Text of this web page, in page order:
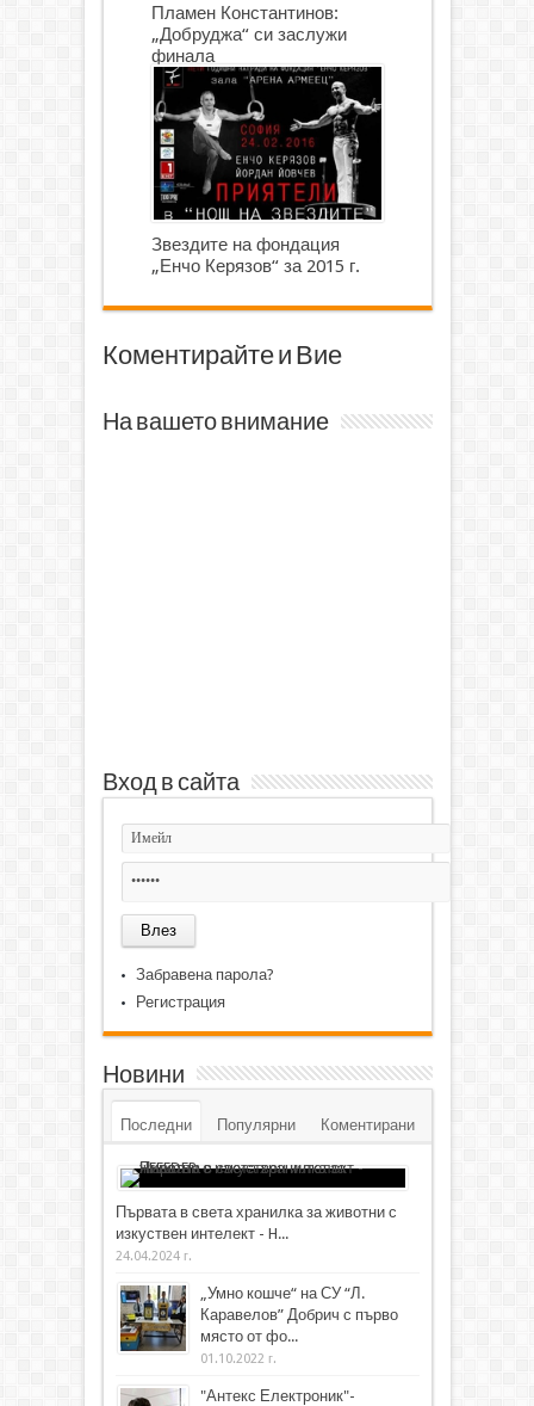
Пламен Константинов:
„Добруджа“ си заслужи
финала
Звездите на фондация
„Енчо Керязов“ за 2015 г.
Коментирайте и Вие
На вашето внимание
Вход в сайта
Забравена парола?
Регистрация
Новини
Последни Популярни Коментирани
Първата в света хранилка за животни с
изкуствен интелект - H...
24.04.2024 г.
„Умно кошче“ на СУ “Л.
Каравелов” Добрич с първо
място от фо...
01.10.2022 г.
"Антекс Електроник"-